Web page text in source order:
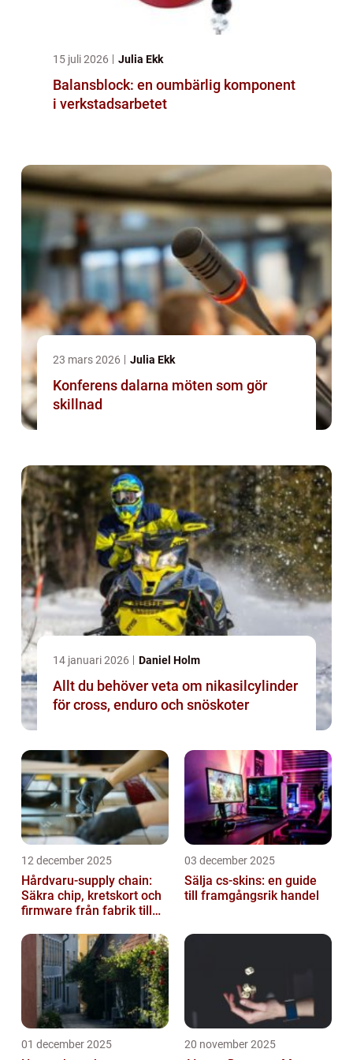
15 juli 2026 Julia Ekk
Balansblock: en oumbärlig komponent
i verkstadsarbetet
23 mars 2026 Julia Ekk
Konferens dalarna möten som gör
skillnad
14 januari 2026 Daniel Holm
Allt du behöver veta om nikasilcylinder
för cross, enduro och snöskoter
12 december 2025
Hårdvaru-supply chain:
Säkra chip, kretskort och
firmware från fabrik till
03 december 2025
Sälja cs-skins: en guide
till framgångsrik handel
01 december 2025 20 november 2025